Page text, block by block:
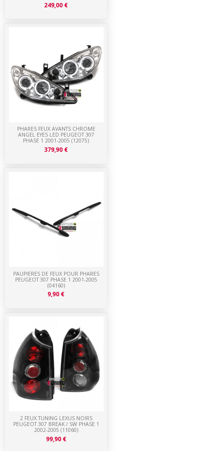
2 FEUX TUNING LEXUS NOIRS
PEUGEOT 307 BREAK / SW PHASE 1
2002-2005 (11060)
99,90 €
PAUPIERES DE FEUX POUR PHARES
PEUGEOT 307 PHASE 1 2001-2005
(04160)
9,90 €
PHARES FEUX AVANTS CHROME
ANGEL EYES LED PEUGEOT 307
PHASE 1 2001-2005 (12075)
379,90 €
249,00 €